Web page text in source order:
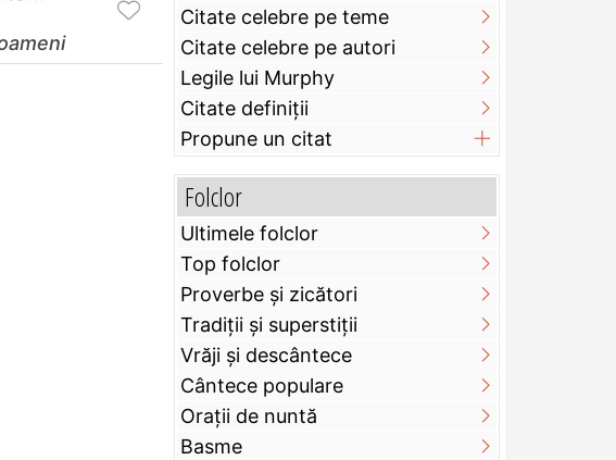
Citate celebre pe teme
Citate celebre pe autori
Legile lui Murphy
Citate definiţii
Propune un citat
Folclor
Ultimele folclor
Top folclor
Proverbe și zicători
Tradiții și superstiții
Vrăji și descântece
Cântece populare
Orații de nuntă
Basme